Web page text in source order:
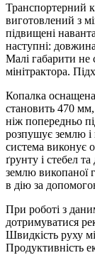
Транспортерний
виготовлений ​​з
підвищені
наступні:
Малі габарити не
мінітрактора.
Копалка
становить 470
ніж попередньо
розпушує землю і
система виконує
ґрунту і стебел
землю викопаної
в дію за
При роботі з
дотримуватися
Швидкість руху
Продуктивність